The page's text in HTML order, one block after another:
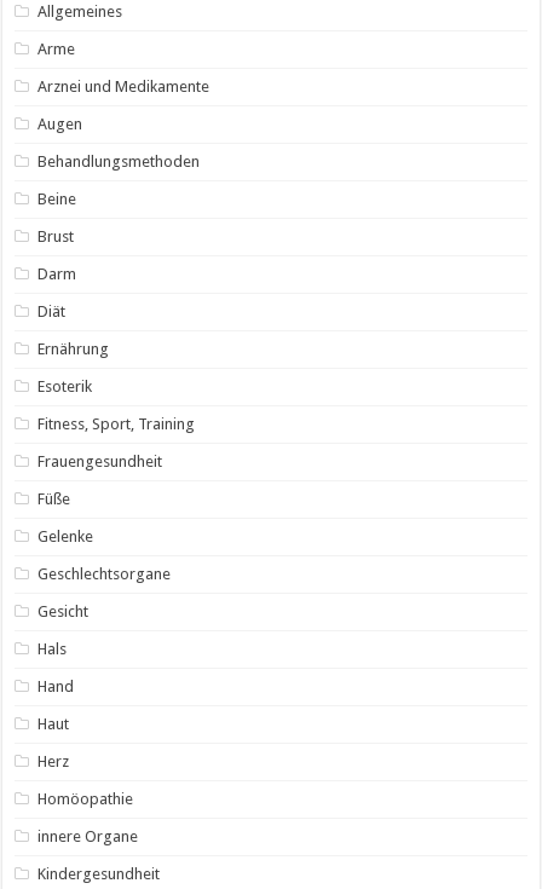
Allgemeines
Arme
Arznei und Medikamente
Augen
Behandlungsmethoden
Beine
Brust
Darm
Diät
Ernährung
Esoterik
Fitness, Sport, Training
Frauengesundheit
Füße
Gelenke
Geschlechtsorgane
Gesicht
Hals
Hand
Haut
Herz
Homöopathie
innere Organe
Kindergesundheit